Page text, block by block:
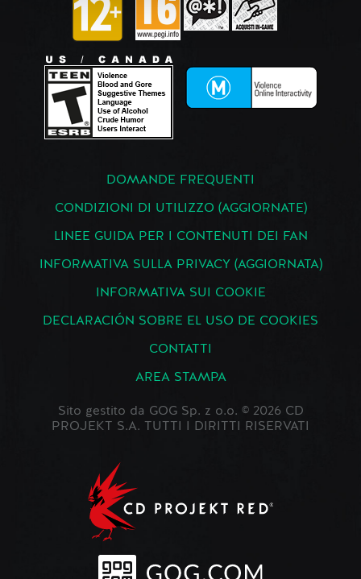
DOMANDE FREQUENTI
CONDIZIONI DI UTILIZZO (AGGIORNATE)
LINEE GUIDA PER I CONTENUTI DEI FAN
INFORMATIVA SULLA PRIVACY (AGGIORNATA)
INFORMATIVA SUI COOKIE
DECLARACIÓN SOBRE EL USO DE COOKIES
CONTATTI
AREA STAMPA
Sito gestito da GOG Sp. z o.o. © 2026 CD
PROJEKT S.A. TUTTI I DIRITTI RISERVATI